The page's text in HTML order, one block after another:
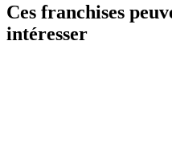
Ces franchises
intéresser